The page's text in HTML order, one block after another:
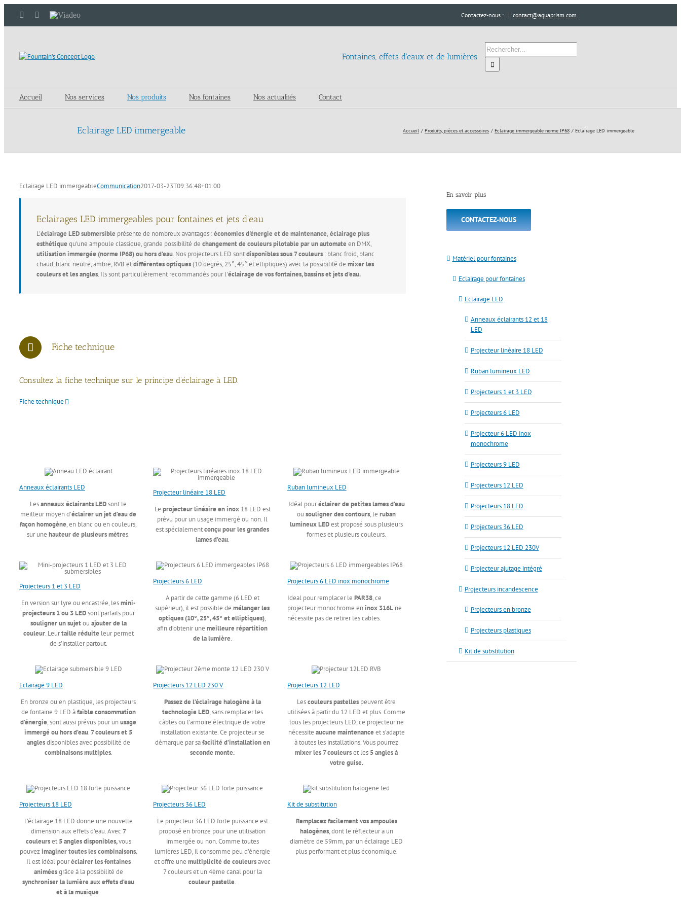
contenu
LinkedInYouTube
Viadeo Contactez-nous : | contact@aquaprism.com
Fontaines, effets d'eaux et de lumières
Rechercher:
Accueil Nos services Nos produits Nos fontaines Nos actualités Contact
Eclairage LED immergeable Accueil Produits, pièces et accessoires Eclairage immergeable norme IP68 Eclairage LED immergeable
Eclairage LED immergeableCommunication2017-03-23T09:36:48+01:00
Eclairages LED immergeables pour fontaines et jets d'eau
L'éclairage LED submersible présente de nombreux avantages :économies d'énergie et de maintenance,éclairage plus
esthétique qu'une ampoule classique, grande possibilité de changement de couleurs pilotable par un automate en DMX,
utilisation immergée (norme IP68) ou hors d'eau. Nos projecteurs LED sontdisponibles sous 7 couleurs : blanc froid, blanc
chaud, blanc neutre, ambre, RVB etdifférentes optiques(10 degrés, 25°, 45° et elliptiques) avec la possibilité de mixer les
couleurs et les angles. Ils sont particulièrement recommandés pour l'éclairage de vos fontaines, bassins et jets d'eau.
Fiche technique
Consultez la fiche technique sur le principe d’éclairage à LED.
Fiche technique
Anneaux éclairants LED
Lesanneaux éclairants LEDsont le
meilleur moyen d’éclairer un jet d’eau de
façon homogène, en blanc ou en couleurs,
sur unehauteur de plusieurs mètres.
Projecteur linéaire 18 LED
Le projecteur linéaire en inox18 LED est
prévu pour un usage immergé ou non. Il
est spécialementconçu pour les grandes
lames d’eau.
Ruban lumineux LED
Idéal pouréclairer de petites lames d’eau
ousouligner des contours, leruban
lumineux LEDest proposé sous plusieurs
formes et plusieurs couleurs.
Projecteurs 1 et 3 LED
En version sur lyre ou encastrée, lesmini-
projecteurs 1 ou 3 LEDsont parfaits pour
souligner un sujetou ajouter de la
couleur. Leurtaille réduite leur permet
de s’installer partout.
Projecteurs 6 LED
A partir de cette gamme (6 LED et
supérieur), il est possible demélanger les
optiques (10°, 25°, 45° et elliptiques),
afin d’obtenir unemeilleure répartition
de la lumière.
Projecteurs 6 LED inox monochrome
Ideal pour remplacer le PAR38, ce
projecteur monochrome eninox 316Lne
nécessite pas de retirer les cables.
Eclairage 9 LED
En bronze ou en plastique, les projecteurs
de fontaine 9 LED àfaible consommation
d’énergie, sont aussi prévus pour unusage
immergé ou hors d’eau.7 couleurs et 5
anglesdisponibles avec possibilité de
combinaisons multiples.
Projecteurs 12 LED 230 V
Passez de l’éclairage halogène à la
technologie LED, sans remplacer les
câbles ou l’armoire électrique de votre
installation existante. Ce projecteur se
démarque par safacilité d’installation en
seconde monte.
Projecteurs 12 LED
Lescouleurs pastelles peuvent être
utilisées à partir du 12 LED et plus. Comme
tous les projecteurs LED, ce projecteur ne
nécessite aucune maintenance et s’adapte
à toutes les installations. Vous pourrez
mixer les 7 couleurset les 5 angles à
votre guise.
Projecteurs 18 LED
L’éclairage 18 LED donne une nouvelle
dimension aux effets d’eau. Avec 7
couleurset5 angles disponibles,vous
pouvezimaginer toutes les combinaisons.
Il est idéal pouréclairer les fontaines
animéesgrâce à la possibilité de
synchroniser la lumière aux effets d’eau
et à la musique.
Projecteurs 36 LED
Le projecteur 36 LED forte puissance est
proposé en bronze pour une utilisation
immergée ou non. Comme toutes
lumières LED, il consomme peu d’énergie
et offre unemultiplicité de couleursavec
7 couleurs et un 4ème canal pour la
couleur pastelle.
Kit de substitution
Remplacez facilement vos ampoules
halogènes, dont le réflecteur a un
diamètre de 59mm, par un éclairage LED
plus performant et plus économique.
En savoir plus
CONTACTEZ-NOUS
Matériel pour fontaines
Eclairage pour fontaines
Eclairage LED
Anneaux éclairants 12 et 18
LED
Projecteur linéaire 18 LED
Ruban lumineux LED
Projecteurs 1 et 3 LED
Projecteurs 6 LED
Projecteur 6 LED inox
monochrome
Projecteurs 9 LED
Projecteurs 12 LED
Projecteurs 18 LED
Projecteurs 36 LED
Projecteurs 12 LED 230V
Projecteur ajutage intégré
Projecteurs incandescence
Projecteurs en bronze
Projecteurs plastiques
Kit de substitution